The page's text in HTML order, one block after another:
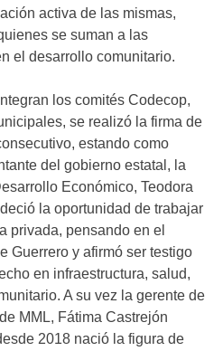
activa de las mismas,
se suman a las
el desarrollo comunitario.
los comités Codecop,
se realizó la firma de
estando como
del gobierno estatal, la
Económico, Teodora
la oportunidad de trabajar
privada, pensando en el
Guerrero y afirmó ser testigo
en infraestructura, salud,
A su vez la gerente de
MML, Fátima Castrejón
2018 nació la figura de